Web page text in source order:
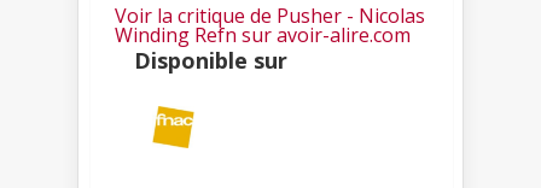
Voir la critique de Pusher - Nicolas
Winding Refn sur avoir-alire.com
Disponible sur